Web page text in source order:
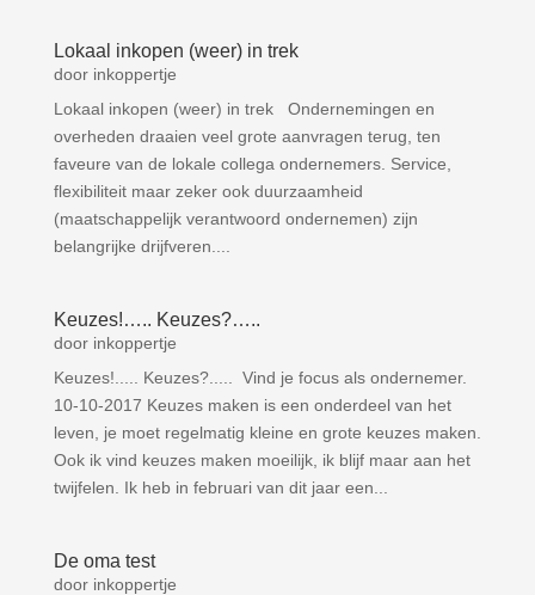
Lokaal inkopen (weer) in trek
door inkoppertje
Lokaal inkopen (weer) in trek Ondernemingen en
overheden draaien veel grote aanvragen terug, ten
faveure van de lokale collega ondernemers. Service,
flexibiliteit maar zeker ook duurzaamheid
(maatschappelijk verantwoord ondernemen) zijn
belangrijke drijfveren....
Keuzes!….. Keuzes?…..
door inkoppertje
Keuzes!..... Keuzes?..... Vind je focus als ondernemer.
10-10-2017 Keuzes maken is een onderdeel van het
leven, je moet regelmatig kleine en grote keuzes maken.
Ook ik vind keuzes maken moeilijk, ik blijf maar aan het
twijfelen. Ik heb in februari van dit jaar een...
De oma test
door inkoppertje